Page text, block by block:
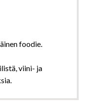
foodie.
viini- ja